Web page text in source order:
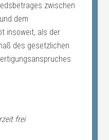
zwischen
dem
insoweit, als der
des gesetzlichen
frei